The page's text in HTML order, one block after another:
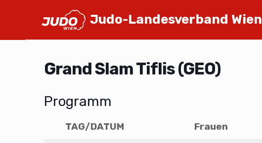
Judo-Landesverband Wien
Grand Slam Tiflis (GEO)
Programm
TAG/DATUM Frauen